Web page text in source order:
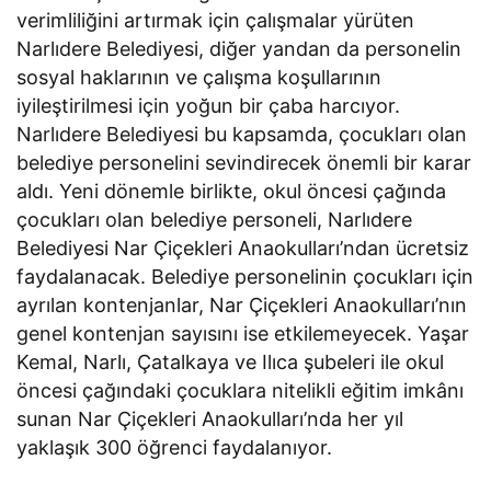
verimliliğini artırmak için çalışmalar yürüten
Narlıdere Belediyesi, diğer yandan da personelin
sosyal haklarının ve çalışma koşullarının
iyileştirilmesi için yoğun bir çaba harcıyor.
Narlıdere Belediyesi bu kapsamda, çocukları olan
belediye personelini sevindirecek önemli bir karar
aldı. Yeni dönemle birlikte, okul öncesi çağında
çocukları olan belediye personeli, Narlıdere
Belediyesi Nar Çiçekleri Anaokulları’ndan ücretsiz
faydalanacak. Belediye personelinin çocukları için
ayrılan kontenjanlar, Nar Çiçekleri Anaokulları’nın
genel kontenjan sayısını ise etkilemeyecek. Yaşar
Kemal, Narlı, Çatalkaya ve Ilıca şubeleri ile okul
öncesi çağındaki çocuklara nitelikli eğitim imkânı
sunan Nar Çiçekleri Anaokulları’nda her yıl
yaklaşık 300 öğrenci faydalanıyor.